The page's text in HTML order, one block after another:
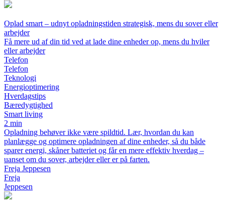
Oplad smart – udnyt opladningstiden strategisk, mens du sover eller
arbejder
Få mere ud af din tid ved at lade dine enheder op, mens du hviler
eller arbejder
Telefon
Telefon
Teknologi
Energioptimering
Hverdagstips
Bæredygtighed
Smart living
2 min
Opladning behøver ikke være spildtid. Lær, hvordan du kan
planlægge og optimere opladningen af dine enheder, så du både
sparer energi, skåner batteriet og får en mere effektiv hverdag –
uanset om du sover, arbejder eller er på farten.
Freja Jeppesen
Freja
Jeppesen